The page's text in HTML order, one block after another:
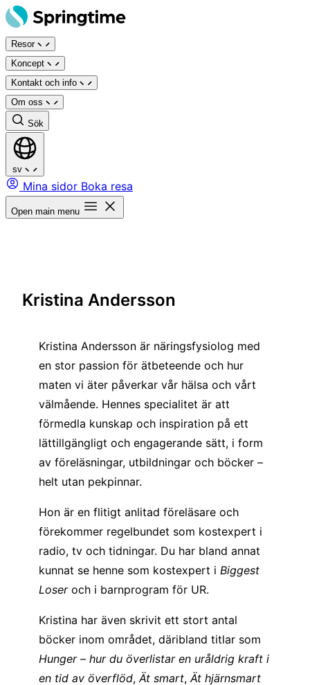
Hoppa
till
innehåll
Resor
Koncept
Kontakt och info
Om oss
Sök
sv
Mina sidor Boka resa
Open main menu
Kristina Andersson
Kristina Andersson är näringsfysiolog med
en stor passion för ätbeteende och hur
maten vi äter påverkar vår hälsa och vårt
välmående. Hennes specialitet är att
förmedla kunskap och inspiration på ett
lättillgängligt och engagerande sätt, i form
av föreläsningar, utbildningar och böcker –
helt utan pekpinnar.
Hon är en flitigt anlitad föreläsare och
förekommer regelbundet som kostexpert i
radio, tv och tidningar. Du har bland annat
kunnat se henne som kostexpert i Biggest
Loseroch i barnprogram för UR.
Kristina har även skrivit ett stort antal
böcker inom området, däribland titlar som
Hunger – hur du överlistar en uråldrig kraft i
en tid av överflöd, Ät smart, Ät hjärnsmart